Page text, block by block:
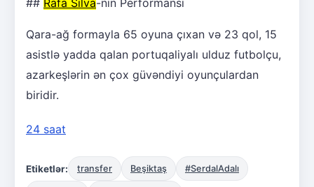
## Rafa Silva-nın Performansı
Qara-ağ formayla 65 oyuna çıxan və 23 qol, 15
asistlə yadda qalan portuqaliyalı ulduz futbolçu,
azarkeşlərin ən çox güvəndiyi oyunçulardan
biridir.
24 saat
Etiketlər: transfer Beşiktaş #SerdalAdalı